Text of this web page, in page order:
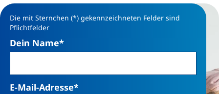
Die mit Sternchen (*) gekennzeichneten Felder sind
Pflichtfelder
Dein Name*
E-Mail-Adresse*